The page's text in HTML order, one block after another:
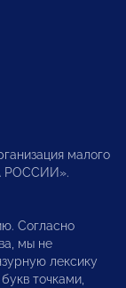
малого
РОССИИ».
Согласно
мы не
лексику
точками,